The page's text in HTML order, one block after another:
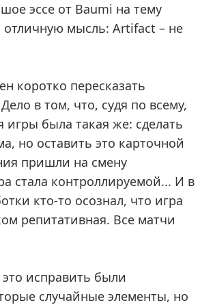
эссе от Baumi на тему
отличную мысль: Artifact – не
коротко пересказать
в том, что, судя по всему,
игры была такая же: сделать
но оставить это карточной
пришли на смену
стала контроллируемой... И в
кто-то осознал, что игра
репитативная. Все матчи
исправить были
случайные элементы, но